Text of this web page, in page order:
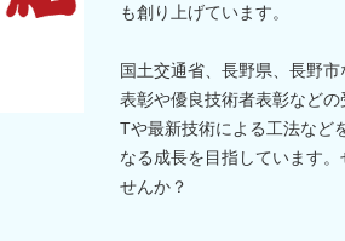
も創り上げています。
国土交通省、長野県、長野
表彰や優良技術者表彰など
Tや最新技術による工法など
なる成長を目指しています。
せんか？